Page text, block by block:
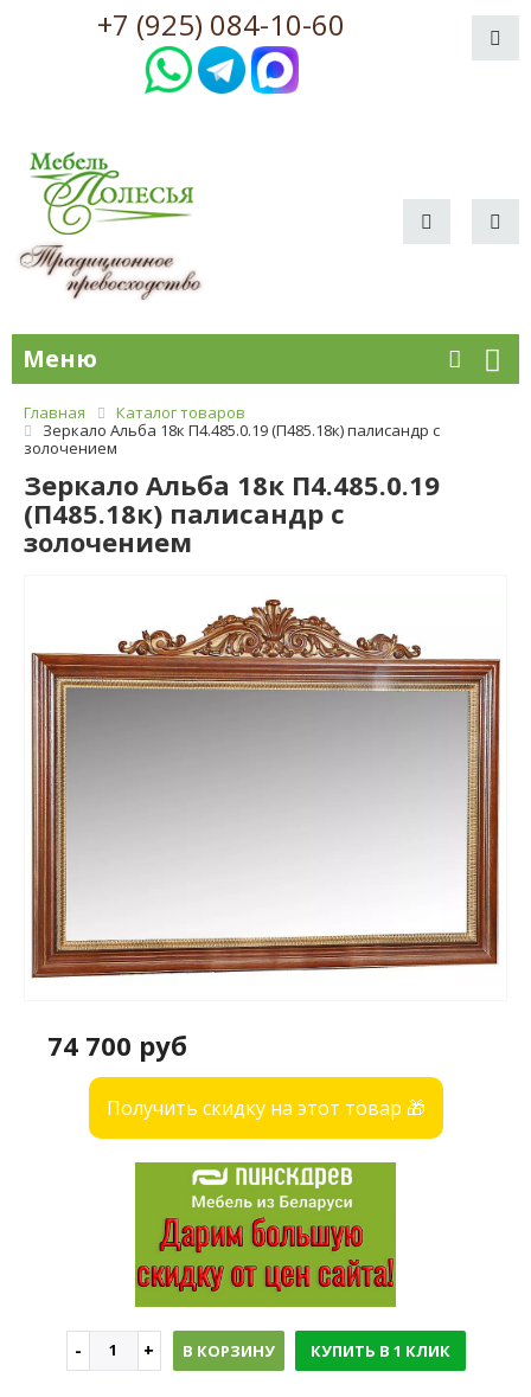
+7 (925) 084-10-60
Меню
Главная
Каталог товаров
Зеркало Альба 18к П4.485.0.19 (П485.18к) палисандр с
золочением
Зеркало Альба 18к П4.485.0.19
(П485.18к) палисандр с
золочением
74 700 руб
Получить скидку на этот товар 🎁
В КОРЗИНУ КУПИТЬ В 1 КЛИК